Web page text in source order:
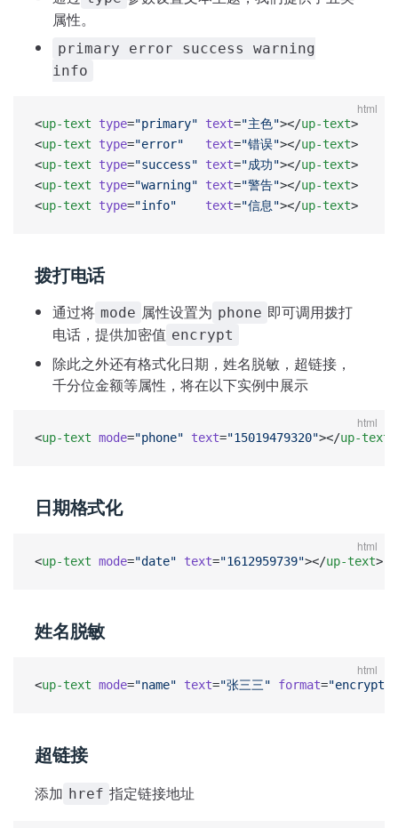
属性。
primary error success warning
info
html
<up-text type="primary" text="主色"></up-text>
<up-text type="error"
   text
="错误"></up-text>
<up-text type="success" text="成功"></up-text>
<up-text type="warning" text="警告"></up-text>
<up-text type="info"
    text
="信息"></up-text>
拨打电话
通过将 mode 属性设置为 phone 即可调用拨打
电话，提供加密值 encrypt
除此之外还有格式化日期，姓名脱敏，超链接，
千分位金额等属性，将在以下实例中展示
html
<up-text mode="phone" text="15019479320"></up-text
日期格式化
html
<up-text mode="date" text="1612959739"></up-text>
姓名脱敏
html
<up-text mode="name" text="张三三" format="encrypt"
超链接
添加 href 指定链接地址